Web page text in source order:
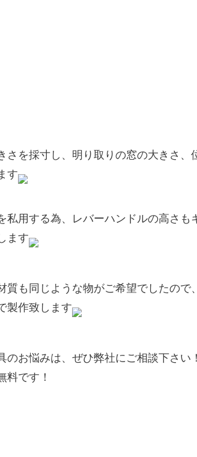
さを採寸し、明り取りの窓の大きさ、
す
私用する為、レバーハンドルの高さも
ます
質も同じような物がご希望でしたので
製作致します
のお悩みは、ぜひ弊社にご相談下さい
料です！